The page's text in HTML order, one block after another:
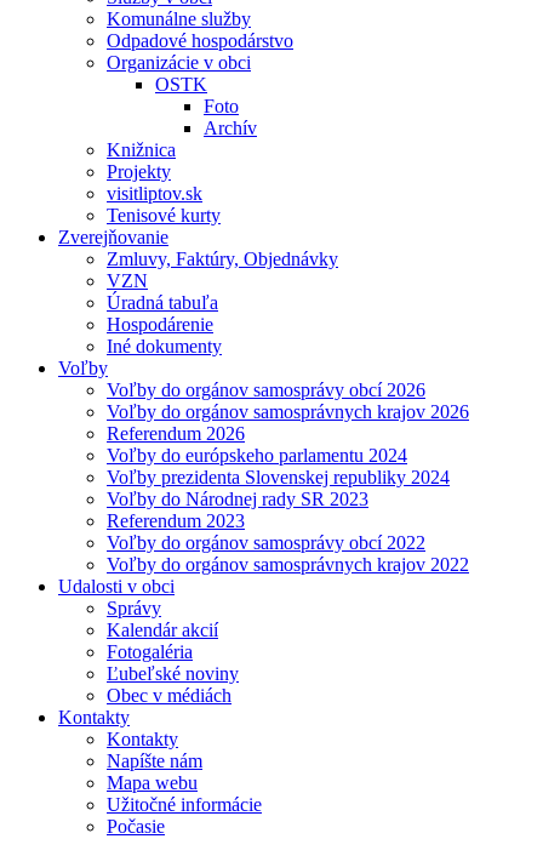
Komunálne služby
Odpadové hospodárstvo
Organizácie v obci
OSTK
Foto
Archív
Knižnica
Projekty
visitliptov.sk
Tenisové kurty
Zverejňovanie
Zmluvy, Faktúry, Objednávky
VZN
Úradná tabuľa
Hospodárenie
Iné dokumenty
Voľby
Voľby do orgánov samosprávy obcí 2026
Voľby do orgánov samosprávnych krajov 2026
Referendum 2026
Voľby do európskeho parlamentu 2024
Voľby prezidenta Slovenskej republiky 2024
Voľby do Národnej rady SR 2023
Referendum 2023
Voľby do orgánov samosprávy obcí 2022
Voľby do orgánov samosprávnych krajov 2022
Udalosti v obci
Správy
Kalendár akcií
Fotogaléria
Ľubeľské noviny
Obec v médiách
Kontakty
Kontakty
Napíšte nám
Mapa webu
Užitočné informácie
Počasie